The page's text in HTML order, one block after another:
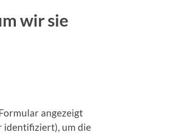
wir sie
angezeigt
identifiziert), um die